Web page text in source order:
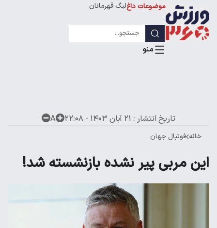
موضوعات داغلیگ قهرمانان
تاریخ انتشار : ۲۱ آبان ۱۴۰۳ - ۲۲:۰۸ A
خانه فوتبال جهان
این مربی پیر نشده بازنشسته شد!